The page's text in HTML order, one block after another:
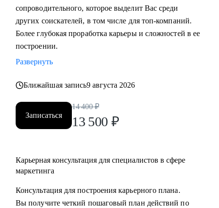
ценность, за которую будут доплачивать
• Сформулировать карьерную цель и разработать план для
ее достижения (пошаговая дорожная карта)
• Составить план роста до позиции директор по
• Проведу аудит резюме и тестового задания, помогу
сопроводительное письмо, чтобы приглашали в компании
• Проведу репетицию собеседования, помогу
• Построить эффективную команду маркетинга,
оптимизировать процессы внутри отдела маркетинга и
собственниками.
сопроводительного, которое выделит Вас среди
других соискателей, в том числе для топ-компаний.
Более глубокая проработка карьеры и сложностей в ее
построении.
Развернуть
Ближайшая запись9 августа 2026
Записаться
14 400 ₽
13 500 ₽
Карьерная консультация для специалистов в сфере
маркетинга
Консультация для построения карьерного плана.
Вы получите четкий пошаговый план действий по